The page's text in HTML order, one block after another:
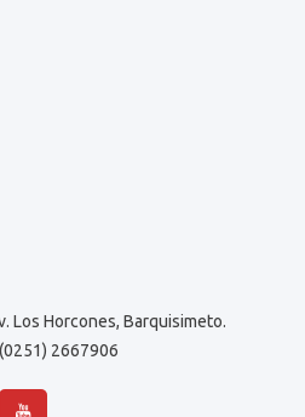
Los Horcones, Barquisimeto.
2667906